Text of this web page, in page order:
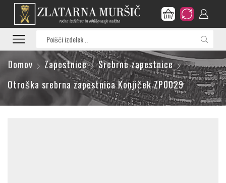
input
Domov Zapestnice
Srebrne zapestnice
Otroška srebrna zapestnica Konjiček ZP0029